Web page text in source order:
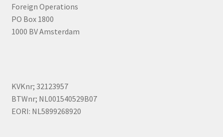
Foreign Operations
PO Box 1800
1000 BV Amsterdam
KVKnr; 32123957
BTWnr; NL001540529B07
EORI: NL5899268920